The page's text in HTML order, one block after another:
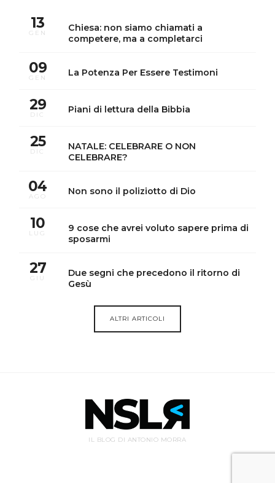
13
GEN
Chiesa: non siamo chiamati a
competere, ma a completarci
09
GEN La Potenza Per Essere Testimoni
29
DIC Piani di lettura della Bibbia
25
DIC
NATALE: CELEBRARE O NON
CELEBRARE?
04
AGO Non sono il poliziotto di Dio
10
LUG
9 cose che avrei voluto sapere prima di
sposarmi
27
GIU
Due segni che precedono il ritorno di
Gesù
ALTRI ARTICOLI
IL BLOG DI ANTONIO MORRA